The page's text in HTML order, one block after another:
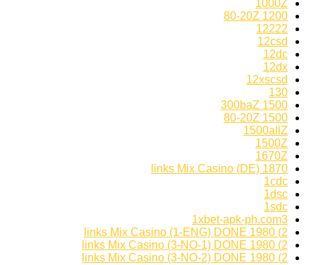
1000Z
1200 80-20Z
12222
12csd
12dc
12dx
12xscsd
130
1500 300baZ
1500 80-20Z
1500allZ
1500Z
1670Z
1870 links Mix Casino (DE)
1cdc
1dsc
1sdc
1xbet-apk-ph.com3
2) 1980 links Mix Casino (1-ENG) DONE
2) 1980 links Mix Casino (3-NO-1) DONE
2) 1980 links Mix Casino (3-NO-2) DONE